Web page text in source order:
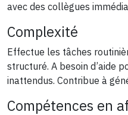
avec des collègues
Complexité
Effectue les tâches
structuré. A besoin d’aide
inattendus. Contribue à
Compétences en